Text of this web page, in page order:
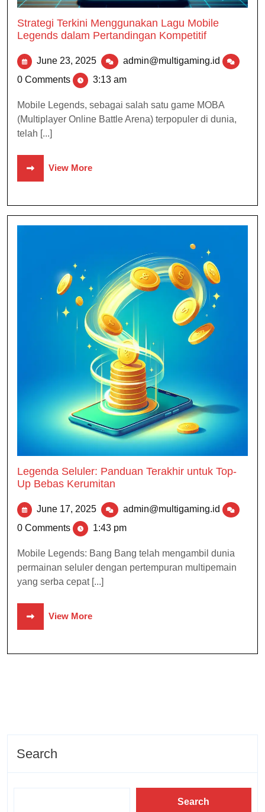
Strategi Terkini Menggunakan Lagu Mobile
Legends dalam Pertandingan Kompetitif
June 23, 2025
admin@multigaming.id
0 Comments
3:13 am
Mobile Legends, sebagai salah satu game MOBA
(Multiplayer Online Battle Arena) terpopuler di dunia,
telah [...]
View More
Legenda Seluler: Panduan Terakhir untuk Top-
Up Bebas Kerumitan
June 17, 2025
admin@multigaming.id
0 Comments
1:43 pm
Mobile Legends: Bang Bang telah mengambil dunia
permainan seluler dengan pertempuran multipemain
yang serba cepat [...]
View More
Search
Search